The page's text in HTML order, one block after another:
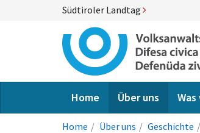
Südtiroler Landtag
Home Über uns
Home Über uns Geschichte